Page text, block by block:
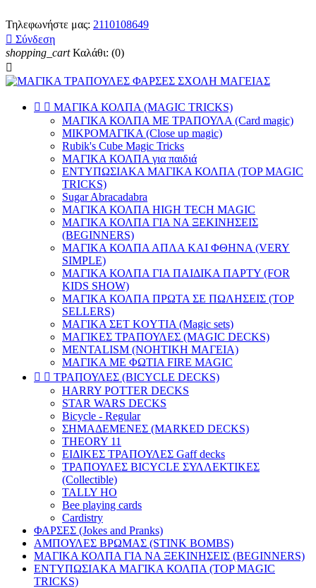
Τηλεφωνήστε μας: 2110108649
 Σύνδεση
shopping_cart Καλάθι: (0)

  ΜΑΓΙΚΑ ΚΟΛΠΑ (MAGIC TRICKS)
ΜΑΓΙΚΑ ΚΟΛΠΑ ΜΕ ΤΡΑΠΟΥΛΑ (Card magic)
ΜΙΚΡΟΜΑΓΙΚΑ (Close up magic)
Rubik's Cube Magic Tricks
ΜΑΓΙΚΑ ΚΟΛΠΑ για παιδιά
ΕΝΤΥΠΩΣΙΑΚΑ ΜΑΓΙΚΑ ΚΟΛΠΑ (TOP MAGIC
TRICKS)
Sugar Abracadabra
ΜΑΓΙΚΑ ΚΟΛΠΑ HIGH TECH MAGIC
ΜΑΓΙΚΑ ΚΟΛΠΑ ΓΙΑ ΝΑ ΞΕΚΙΝΗΣΕΙΣ
(BEGINNERS)
ΜΑΓΙΚΑ ΚΟΛΠΑ ΑΠΛΑ ΚΑΙ ΦΘΗΝΑ (VERY
SIMPLE)
ΜΑΓΙΚΑ ΚΟΛΠΑ ΓΙΑ ΠΑΙΔΙΚΑ ΠΑΡΤΥ (FOR
KIDS SHOW)
ΜΑΓΙΚΑ ΚΟΛΠΑ ΠΡΩΤΑ ΣΕ ΠΩΛΗΣΕΙΣ (TOP
SELLERS)
ΜΑΓΙΚΑ ΣΕΤ KOYTIA (Magic sets)
ΜΑΓΙΚΕΣ ΤΡΑΠΟΥΛΕΣ (MAGIC DECKS)
MENTALISM (ΝΟΗΤΙΚΗ ΜΑΓΕΙΑ)
ΜΑΓΙΚΑ ΜΕ ΦΩΤΙΑ FIRE MAGIC
  ΤΡΑΠΟΥΛΕΣ (BICYCLE DECKS)
HARRY POTTER DECKS
STAR WARS DECKS
Bicycle - Regular
ΣΗΜΑΔΕΜΕΝΕΣ (MARKED DECKS)
THEORY 11
ΕΙΔΙΚΕΣ ΤΡΑΠΟΥΛΕΣ Gaff decks
ΤΡΑΠΟΥΛΕΣ BICYCLE ΣΥΛΛΕΚΤΙΚΕΣ
(Collectible)
TALLY HO
Bee playing cards
Cardistry
ΦΑΡΣΕΣ (Jokes and Pranks)
ΑΜΠΟΥΛΕΣ ΒΡΩΜΑΣ (STINK BOMBS)
ΜΑΓΙΚΑ ΚΟΛΠΑ ΓΙΑ ΝΑ ΞΕΚΙΝΗΣΕΙΣ (BEGINNERS)
ΕΝΤΥΠΩΣΙΑΚΑ ΜΑΓΙΚΑ ΚΟΛΠΑ (TOP MAGIC
TRICKS)